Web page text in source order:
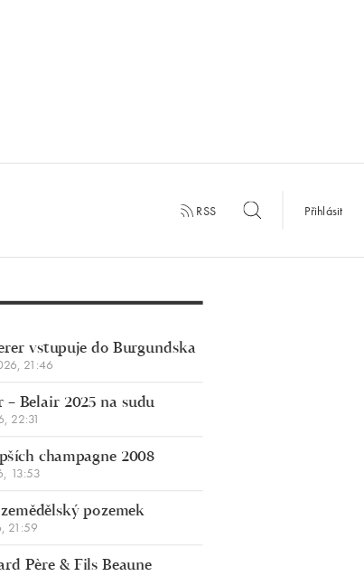
RSS Přihlásit
vstupuje do Burgundska
21:46
– Belair 2025 na sudu
22:31
champagne 2008
13:53
pozemek
21:59
Père & Fils Beaune